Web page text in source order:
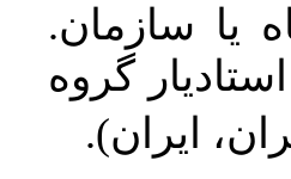
یا سازمان.
گروه
ایران).